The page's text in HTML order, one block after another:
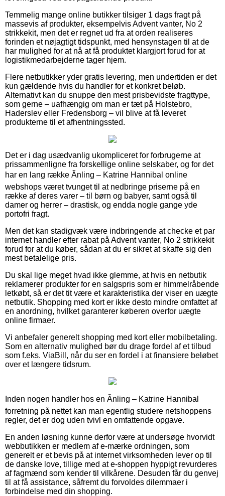
Temmelig mange online butikker tilsiger 1 dags fragt på
massevis af produkter, eksempelvis Advent vanter, No 2
strikkekit, men det er regnet ud fra at orden realiseres
forinden et nøjagtigt tidspunkt, med hensynstagen til at de
har mulighed for at nå at få produktet klargjort forud for at
logistikmedarbejderne tager hjem.
Flere netbutikker yder gratis levering, men undertiden er det
kun gældende hvis du handler for et konkret beløb.
Alternativt kan du snuppe den mest prisbevidste fragttype,
som gerne – uafhængig om man er tæt på Holstebro,
Haderslev eller Fredensborg – vil blive at få leveret
produkterne til et afhentningssted.
Det er i dag usædvanlig ukompliceret for forbrugerne at
prissammenligne fra forskellige online selskaber, og for det
har en lang række Ãnling – Katrine Hannibal online
webshops været tvunget til at nedbringe priserne på en
række af deres varer – til børn og babyer, samt også til
damer og herrer – drastisk, og endda nogle gange yde
portofri fragt.
Men det kan stadigvæk være indbringende at checke et par
internet handler efter rabat på Advent vanter, No 2 strikkekit
forud for at du køber, sådan at du er sikret at skaffe sig den
mest betalelige pris.
Du skal lige meget hvad ikke glemme, at hvis en netbutik
reklamerer produkter for en salgspris som er himmelråbende
letkøbt, så er det tit være et karakteristika der viser en uægte
netbutik. Shopping med kort er ikke desto mindre omfattet af
en anordning, hvilket garanterer køberen overfor uægte
online firmaer.
Vi anbefaler generelt shopping med kort eller mobilbetaling.
Som en alternativ mulighed bør du drage fordel af et tilbud
som f.eks. ViaBill, når du ser en fordel i at finansiere beløbet
over et længere tidsrum.
Inden nogen handler hos en Ãnling – Katrine Hannibal
forretning på nettet kan man egentlig studere netshoppens
regler, det er dog uden tvivl en omfattende opgave.
En anden løsning kunne derfor være at undersøge hvorvidt
webbutikken er medlem af e-mærke ordningen, som
generelt er et bevis på at internet virksomheden lever op til
de danske love, tillige med at e-shoppen hyppigt revurderes
af fagmænd som kender til vilkårene. Desuden får du genvej
til at få assistance, såfremt du forvoldes dilemmaer i
forbindelse med din shopping.